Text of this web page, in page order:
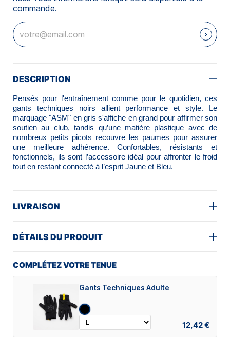
commande.
DESCRIPTION
Pensés pour l'entraînement comme pour le quotidien, ces
gants techniques noirs allient performance et style. Le
marquage "ASM" en gris s'affiche en grand pour affirmer son
soutien au club, tandis qu’une matière plastique avec de
nombreux petits picots recouvre les paumes pour assurer
une meilleure adhérence. Confortables, résistants et
fonctionnels, ils sont l’accessoire idéal pour affronter le froid
tout en restant connecté à l’esprit Jaune et Bleu.
LIVRAISON
DÉTAILS DU PRODUIT
COMPLÉTEZ VOTRE TENUE
Gants Techniques Adulte
12,42 €